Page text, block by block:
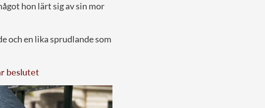
hon lärt sig av sin mor
och en lika sprudlande som
beslutet